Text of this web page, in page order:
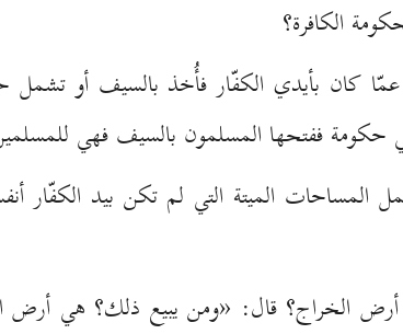
الکافرة؟
عمّا كان بأيدي الكفّار فأُخذ بالسيف أو تشمل
حكومة ففتحها المسلمون بالسيف فهي
المساحات الميتة التي لم تكن بيد
الخراج؟ قال: «ومن يبيع ذلك؟ هي أرض